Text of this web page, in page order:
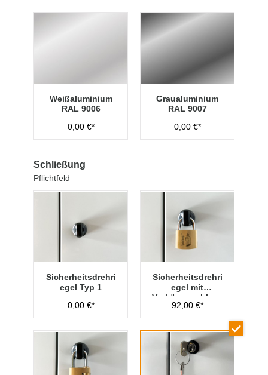
Weißaluminium
RAL 9006
0,00 €*
Graualuminium
RAL 9007
0,00 €*
Schließung
Pflichtfeld
Sicherheitsdrehri
egel Typ 1
0,00 €*
Sicherheitsdrehri
egel mit
Vorhängeschloss
Typ 1
92,00 €*